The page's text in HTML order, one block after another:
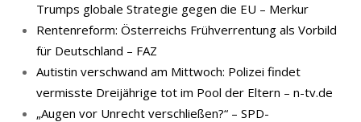
Trumps globale Strategie gegen die EU – Merkur
Rentenreform: Österreichs Frühverrentung als Vorbild
für Deutschland – FAZ
Autistin verschwand am Mittwoch: Polizei findet
vermisste Dreijährige tot im Pool der Eltern – n-tv.de
„Augen vor Unrecht verschließen?“ – SPD-